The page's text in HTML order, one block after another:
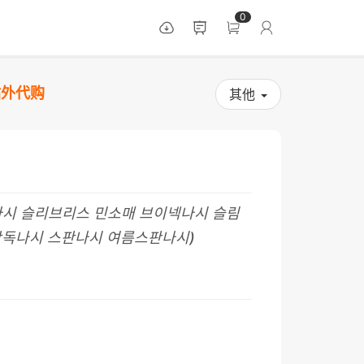
0
代购 其他
슬리브리스 민소매 브이넥나시 슬림
나시 스판나시 여름스판나시)